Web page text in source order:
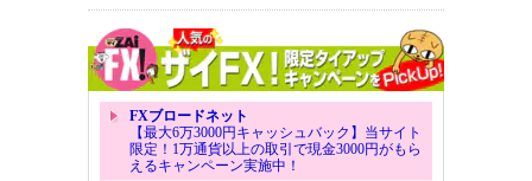
FXブロードネット
【最大6万3000円キャッシュバック】当サイト
限定！1万通貨以上の取引で現金3000円がもら
えるキャンペーン実施中！